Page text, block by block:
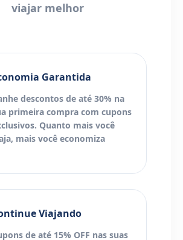
viajar melhor
Garantida
descontos de até 30% na
primeira compra com cupons
Quanto mais você
mais você economiza
Viajando
de até 15% OFF nas suas